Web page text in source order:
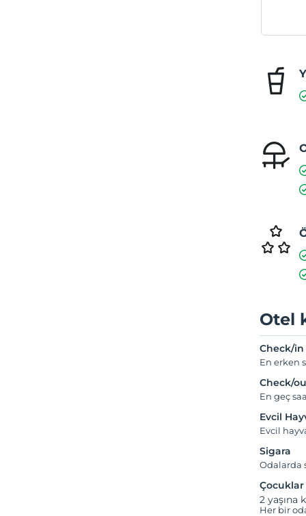
Otel
Check/in
En erken
Check/
En geç
Evcil
Evcil
Sigara
Odalarda
Çocuklar
2 yaşına
Her bir